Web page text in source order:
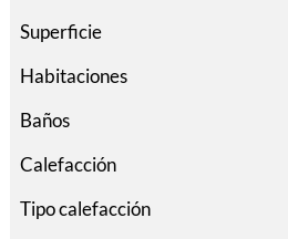
Superficie
Habitaciones
Baños
Calefacción
Tipo calefacción